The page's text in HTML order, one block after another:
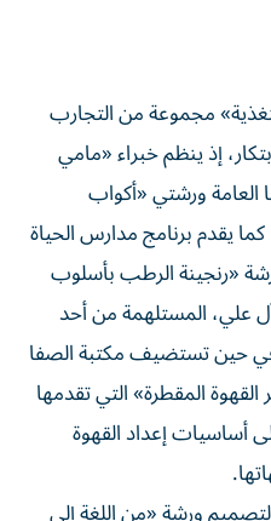
مجموعة من التجارب
إذ ينظم خبراء «مامي
العامة ورشتي «أكواب
يقدم برنامج مدارس الحياة
«رنجينة الرطب بأسلوب
علي، المستلهمة من أحد
في حين تستضيف مكتبة الصفا
المقطرة» التي تقدمها
أساسيات إعداد القهوة